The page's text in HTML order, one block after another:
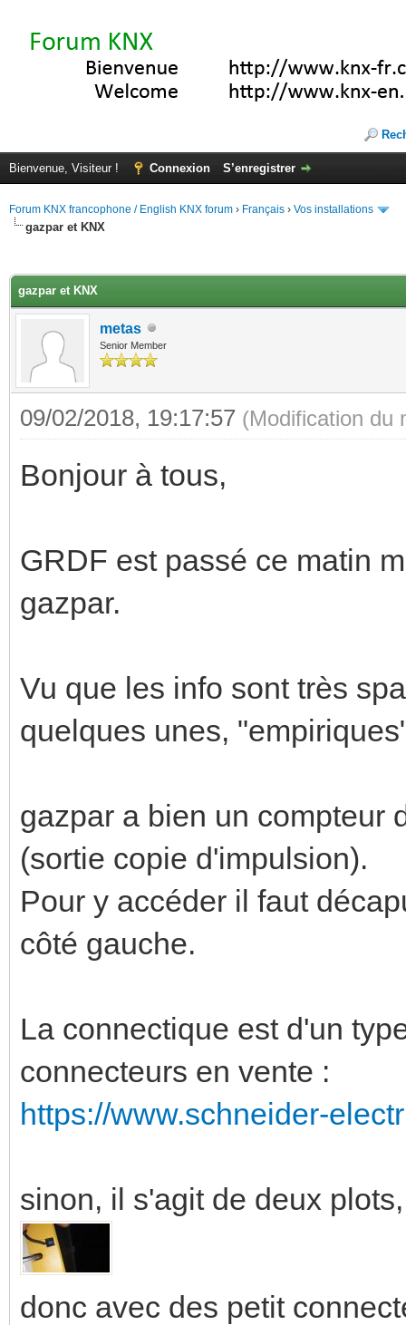
Bienvenue, Visiteur ! Connexion S’enregistrer
Forum KNX francophone / English KNX forum › Français › Vos installations
gazpar et KNX
gazpar et KNX
metas
Senior Member
09/02/2018, 19:17:57 (Modification du
Bonjour à tous,
GRDF est passé ce matin
gazpar.
Vu que les info sont très
quelques unes,
gazpar a bien un compteur
(sortie copie d'impulsion).
Pour y accéder il faut
côté gauche.
La connectique est d'un
connecteurs en vente :
https://www.schneider-
sinon, il s'agit de deux
donc avec des petit